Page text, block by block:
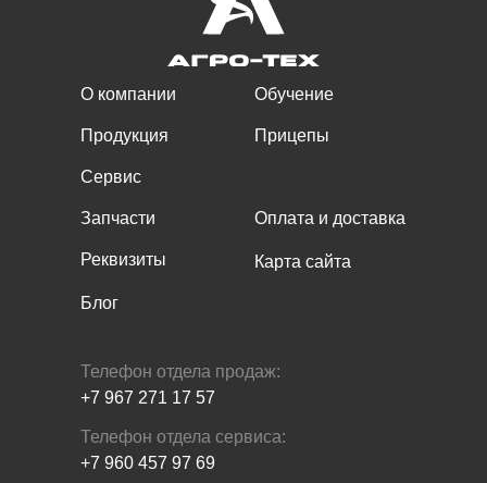
О компании
Продукция
Сервис
Реквизиты
Блог
Запчасти
Обучение
Прицепы
Оплата и доставка
Карта сайта
Телефон отдела сервиса:
+7 960 457 97 69
Телефон отдела продаж:
+7 967 271 17 57